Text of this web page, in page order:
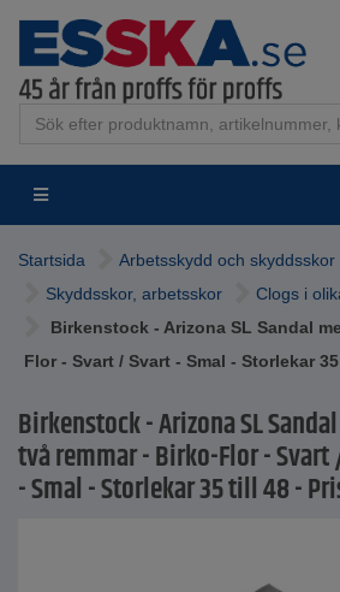
Startsida
Arbetsskydd och skyddsskor
Skyddsskor, arbetsskor
Clogs i
Birkenstock - Arizona SL Sandal
Flor - Svart / Svart - Smal - Storlekar
Birkenstock - Arizona SL
två remmar - Birko-Flor - Svart
- Smal - Storlekar 35 till 48 -